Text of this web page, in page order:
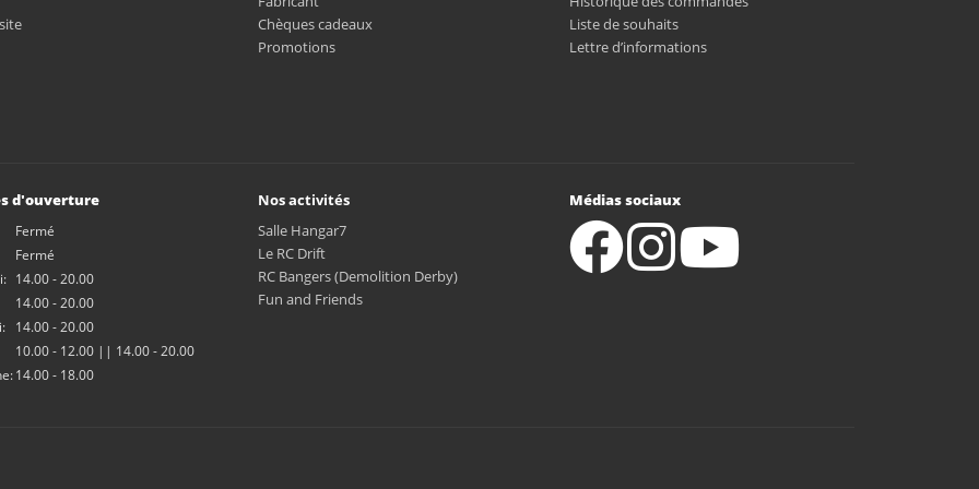
Chèques cadeaux
Promotions
Liste de souhaits
Lettre d’informations
d'ouverture
Fermé
Fermé
14.00 - 20.00
14.00 - 20.00
14.00 - 20.00
10.00 - 12.00 || 14.00 - 20.00
14.00 - 18.00
Nos activités
Salle Hangar7
Le RC Drift
RC Bangers (Demolition Derby)
Fun and Friends
Médias sociaux